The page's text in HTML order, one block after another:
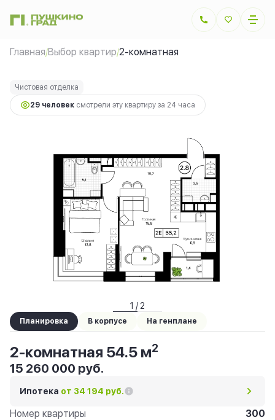
Главная/Выбор квартир/2-комнатная
Ипотекаот 34 194 руб.
Чистовая отделка
29 человек смотрели эту квартиру за 24 часа
1 / 2
Планировка В корпусе На генплане
2-комнатная 54.5 м2
15 260 000 руб.
Ипотека от 34 194 руб.
Номер квартиры 300